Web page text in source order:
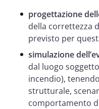
progettazione
della correttezza
previsto per
simulazione
dal luogo
incendio),
strutturale,
comportamento